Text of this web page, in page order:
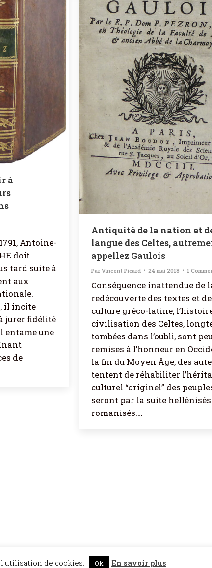
à
Antoine-
doit
tard suite à
aux
il incite
jurer fidélité
entame une
de
Antiquité de la nation et
langue des Celtes,
appellez Gaulois
Par Vincent Picard 24 mai 2018 1
Conséquence inattendue de
redécouverte des textes et
culture gréco-latine,
civilisation des Celtes,
tombées dans l’oubli, sont
remises à l’honneur en
la fin du Moyen Âge, des
tentent de réhabiliter
culturel “originel” des
seront par la suite
romanisés.…
Restez à l'affût des actualités de Dicopathe -
de cookies. Ok En savoir plus